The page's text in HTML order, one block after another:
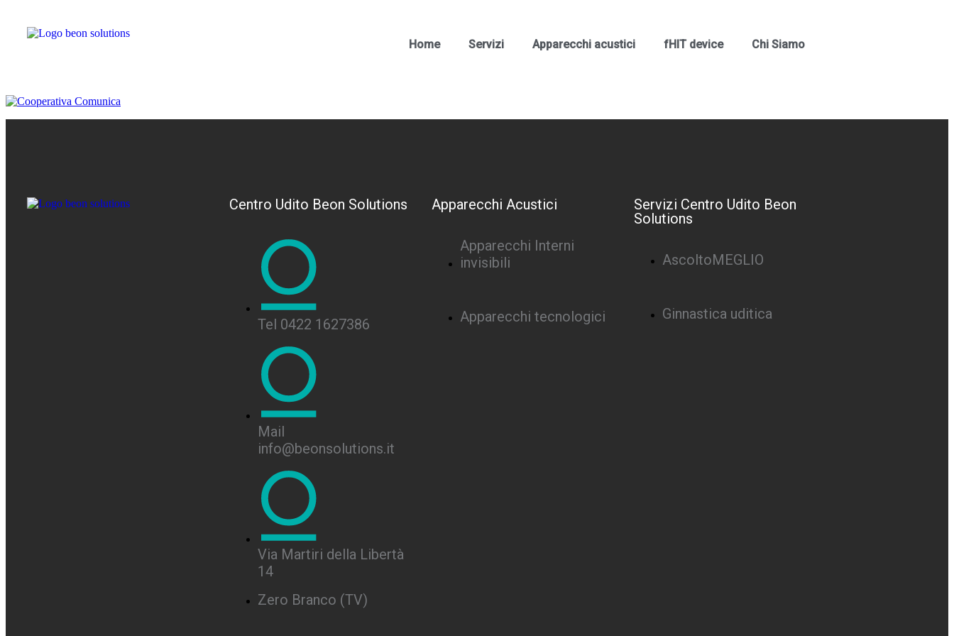
Home Servizi Apparecchi acustici fHIT device Chi Siamo
Centro Udito Beon Solutions
Tel 0422 1627386
Mail
info@beonsolutions.it
Via Martiri della Libertà
14
Zero Branco (TV)
Apparecchi Acustici
Apparecchi Interni
invisibili
Apparecchi tecnologici
Servizi Centro Udito Beon
Solutions
AscoltoMEGLIO
Ginnastica uditica